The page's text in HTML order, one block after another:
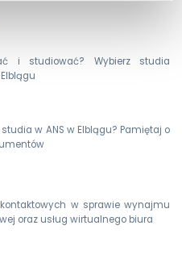
i studiować? Wybierz studia
w ANS w Elblągu? Pamiętaj o
w sprawie wynajmu
oraz usług wirtualnego biura